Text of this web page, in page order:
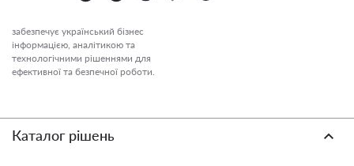
забезпечує український бізнес
інформацією, аналітикою та
технологічними рішеннями для
ефективної та безпечної роботи.
Каталог рішень